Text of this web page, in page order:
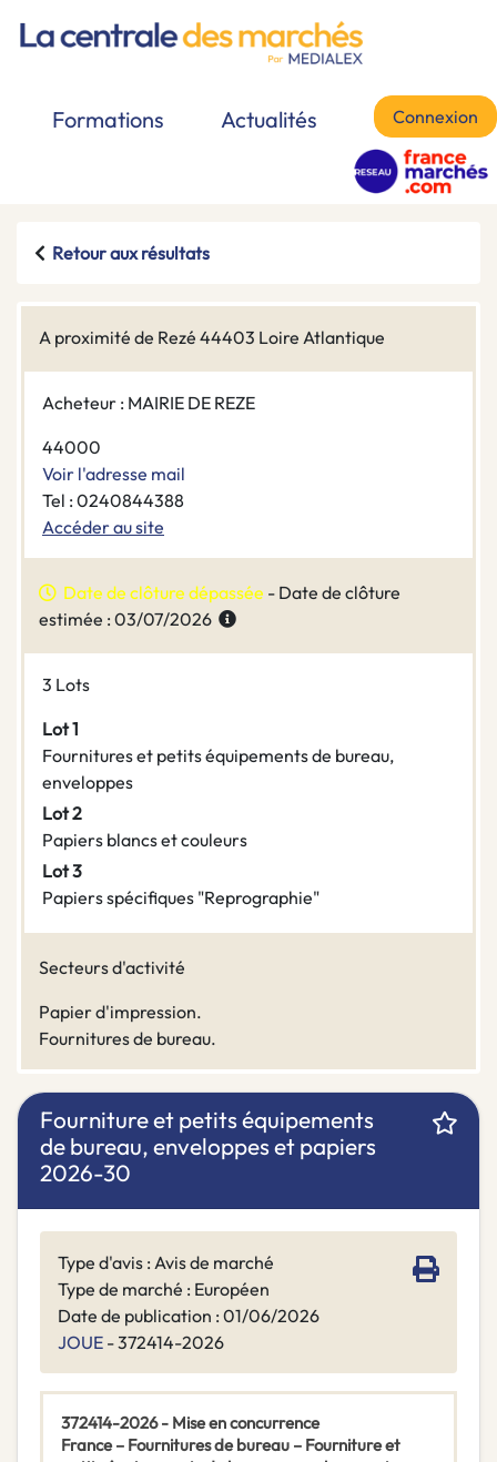
Formations Actualités Connexion
Retour aux résultats
A proximité de Rezé 44403 Loire Atlantique
Acheteur : MAIRIE DE REZE
44000
Voir l'adresse mail
Tel : 0240844388
Accéder au site
Date de clôture dépassée - Date de clôture
estimée : 03/07/2026
3 Lots
Lot 1
Fournitures et petits équipements de bureau,
enveloppes
Lot 2
Papiers blancs et couleurs
Lot 3
Papiers spécifiques "Reprographie"
Secteurs d'activité
Papier d'impression.
Fournitures de bureau.
Fourniture et petits équipements
de bureau, enveloppes et papiers
2026-30
Type d'avis : Avis de marché
Type de marché : Européen
Date de publication : 01/06/2026
JOUE - 372414-2026
372414-2026 - Mise en concurrence
France – Fournitures de bureau – Fourniture et